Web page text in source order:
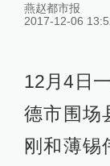
燕赵都市报
2017-12-06
12月4日
德市围场
刚和薄锡